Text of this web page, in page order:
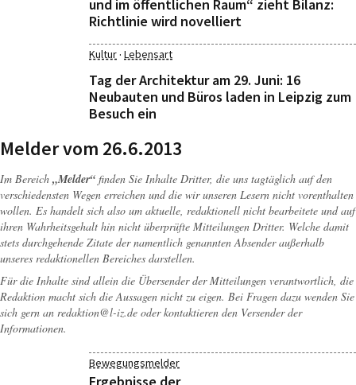
und im öffentlichen Raum“ zieht Bilanz:
Richtlinie wird novelliert
Kultur· Lebensart
Tag der Architektur am 29. Juni: 16
Neubauten und Büros laden in Leipzig zum
Besuch ein
Melder vom 26.6.2013
Im Bereich „Melder“ finden Sie Inhalte Dritter, die uns tagtäglich auf den
verschiedensten Wegen erreichen und die wir unseren Lesern nicht vorenthalten
wollen. Es handelt sich also um aktuelle, redaktionell nicht bearbeitete und auf
ihren Wahrheitsgehalt hin nicht überprüfte Mitteilungen Dritter. Welche damit
stets durchgehende Zitate der namentlich genannten Absender außerhalb
unseres redaktionellen Bereiches darstellen.
Für die Inhalte sind allein die Übersender der Mitteilungen verantwortlich, die
Redaktion macht sich die Aussagen nicht zu eigen. Bei Fragen dazu wenden Sie
sich gern an redaktion@l-iz.de oder kontaktieren den Versender der
Informationen.
Bewegungsmelder